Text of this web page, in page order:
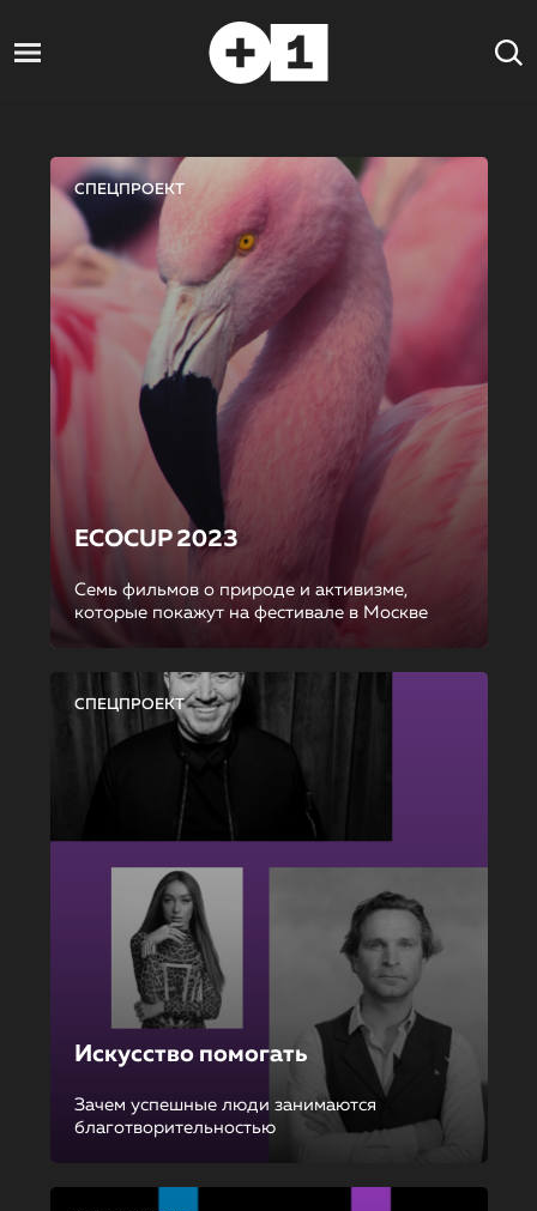
СПЕЦПРОЕКТ
ECOCUP 2023
Семь фильмов о природе и активизме,
которые покажут на фестивале в Москве
СПЕЦПРОЕКТ
Искусство помогать
Зачем успешные люди занимаются
благотворительностью